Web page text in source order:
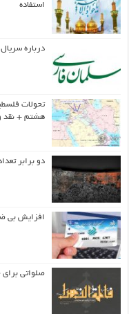
استفاده
درباره
تحولات
هشتم + نقد
دو برابر
افزایش بی
صلواتی